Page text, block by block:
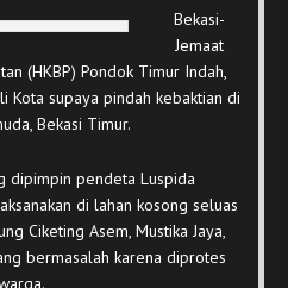
Bekasi-
Jemaat
(HKBP) Pondok Timur Indah,
Kota supaya pindah kebaktian di
Bekasi Timur.
dipimpin pendeta Luspida
di lahan kosong seluas
Ciketing Asem, Mustika Jaya,
bermasalah karena diprotes